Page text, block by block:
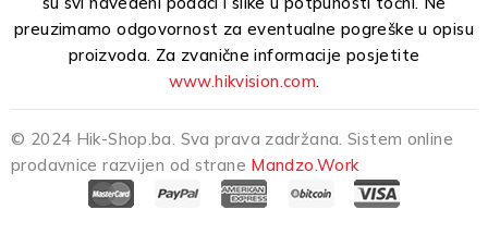
preuzimamo odgovornost za eventualne pogreške u opisu
proizvoda. Za zvanične informacije posjetite
www.hikvision.com.
© 2024 Hik-Shop.ba. Sva prava zadržana. Sistem online
prodavnice razvijen od strane Mandzo.Work